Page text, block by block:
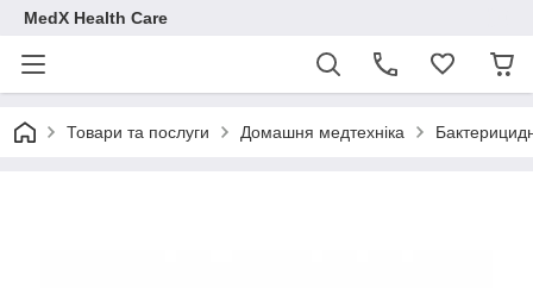
MedX Health Care
Товари та послуги Домашня медтехніка